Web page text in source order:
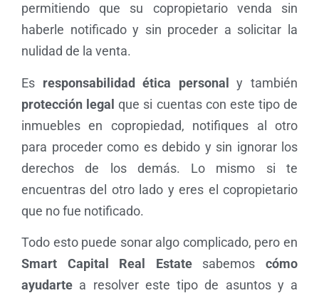
permitiendo que su copropietario venda sin
haberle notificado y sin proceder a solicitar la
nulidad de la venta.
Es responsabilidad ética personal
y también
protección legal que si cuentas con este tipo de
inmuebles en copropiedad, notifiques al otro
para proceder como es debido y sin ignorar los
derechos de los demás. Lo mismo si te
encuentras del otro lado y eres el copropietario
que no fue notificado.
Todo esto puede sonar algo complicado, pero en
Smart Capital Real Estatesabemoscómo
ayudarte a resolver este tipo de asuntos y a